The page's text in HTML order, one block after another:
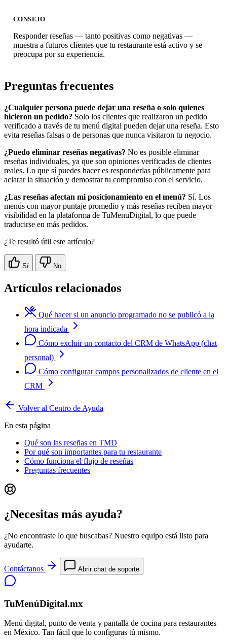
CONSEJO
Responder reseñas — tanto positivas como negativas —
muestra a futuros clientes que tu restaurante está activo y se
preocupa por su experiencia.
Preguntas frecuentes
¿Cualquier persona puede dejar una reseña o solo quienes
hicieron un pedido? Solo los clientes que realizaron un pedido
verificado a través de tu menú digital pueden dejar una reseña. Esto
evita reseñas falsas o de personas que nunca visitaron tu negocio.
¿Puedo eliminar reseñas negativas? No es posible eliminar
reseñas individuales, ya que son opiniones verificadas de clientes
reales. Lo que sí puedes hacer es responderlas públicamente para
aclarar la situación y demostrar tu compromiso con el servicio.
¿Las reseñas afectan mi posicionamiento en el menú? Sí. Los
menús con mayor puntaje promedio y más reseñas reciben mayor
visibilidad en la plataforma de TuMenuDigital, lo que puede
traducirse en más pedidos.
¿Te resultó útil este artículo?
Sí No
Artículos relacionados
Qué hacer si un anuncio programado no se publicó a la
hora indicada
Cómo excluir un contacto del CRM de WhatsApp (chat
personal)
Cómo configurar campos personalizados de cliente en el
CRM
Volver al Centro de Ayuda
En esta página
Qué son las reseñas en TMD
Por qué son importantes para tu restaurante
Cómo funciona el flujo de reseñas
Preguntas frecuentes
¿Necesitas más ayuda?
¿No encontraste lo que buscabas? Nuestro equipo está listo para
ayudarte.
Contáctanos Abrir chat de soporte
TuMenúDigital.mx
Menú digital, punto de venta y pantalla de cocina para restaurantes
en México. Tan fácil que lo configuras tú mismo.